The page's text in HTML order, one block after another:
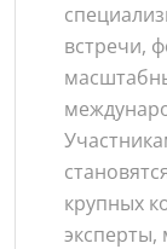
встречи,
крупных